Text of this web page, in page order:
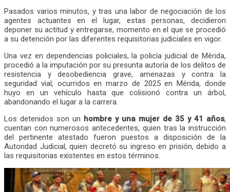
Pasados varios minutos, y tras una labor de negociación de los
agentes actuantes en el lugar, estas personas, decidieron
deponer su actitud y entregarse, momento en el que se procedió
a su detención por las diferentes requisitorias judiciales en vigor.
Una vez en dependencias policiales, la policía judicial de Mérida,
procedió a la imputación por su presunta autoría de los delitos de
resistencia y desobediencia grave, amenazas y contra la
seguridad vial, ocurridos en marzo de 2025 en Mérida, donde
huyo en un vehículo hasta que colisionó contra un árbol,
abandonando el lugar a la carrera.
Los detenidos son un hombre y una mujer de 35 y 41 años,
cuentan con numerosos antecedentes, quien tras la instrucción
del pertinente atestado fueron puestos a disposición de la
Autoridad Judicial, quien decretó su ingreso en prisión, debido a
las requisitorias existentes en estos términos.